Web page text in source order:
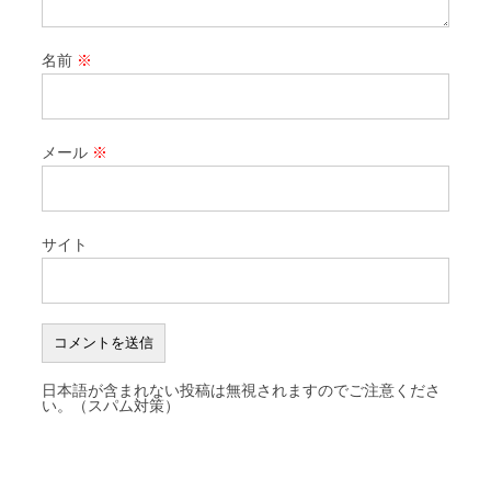
名前 ※
メール ※
サイト
日本語が含まれない投稿は無視されますのでご注意くださ
い。（スパム対策）